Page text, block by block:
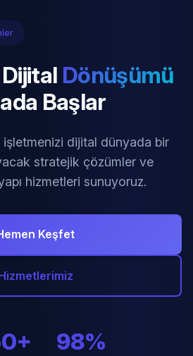
Dönüşümü
Başlar
dijital dünyada bir
stratejik çözümler ve
hizmetleri sunuyoruz.
Keşfet
98%